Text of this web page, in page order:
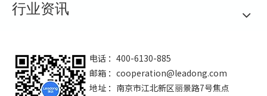
行业资讯
电话 ：400-6130-885
邮箱 ： cooperation@leadong.com
地址 ：南京市江北新区丽景路7号焦点